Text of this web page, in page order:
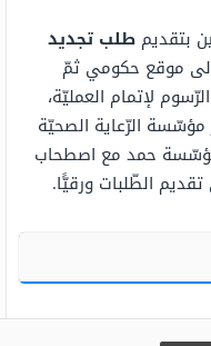
بتقديم طلب تجديد
إلى موقع حكومي ثمّ
لإتمام العمليّة،
الرّعاية الصحيّة
لمؤسّسة حمد مع اصطحاب
الطّلبات ورقيًّا.